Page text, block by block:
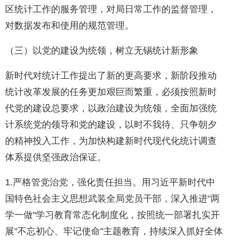
区统计工作的服务管理，对局日常工作的监督管理，
对数据发布和使用的规范管理。
（三）以党的建设为统领，树立无锡统计新形象
新时代对统计工作提出了新的更高要求，新阶段推动
统计改革发展的任务更加艰巨而繁重，必须按照新时
代党的建设总要求，以政治建设为统领，全面加强统
计系统党的领导和党的建设，以时不我待、只争朝夕
的精神投入工作，为加快构建新时代现代化统计调查
体系提供坚强政治保证。
1.严格管党治党，强化责任担当。用习近平新时代中
国特色社会主义思想武装全局党员干部，深入推进"两
学一做"学习教育常态化制度化，按照统一部署扎实开
展"不忘初心、牢记使命"主题教育，持续深入抓好全体